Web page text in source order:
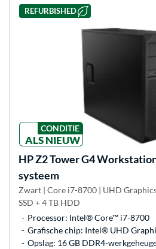
REFURBISHED
CONDITIE
ALS NIEUW
HPZ2 Tower G4
systeem
Zwart | Core i7-8700 | UHD
SSD + 4 TB HDD
Processor: Intel® Core™ i7-8700
Grafische chip: Intel® UHD
Opslag: 16 GB DDR4-